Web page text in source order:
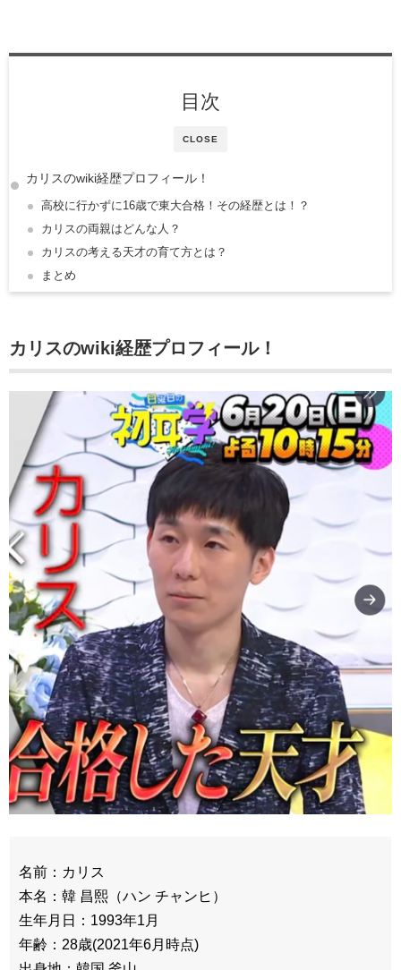
CLOSE
目次
カリスのwiki経歴プロフィール！
高校に行かずに16歳で東大合格！その経歴とは！？
カリスの両親はどんな人？
カリスの考える天才の育て方とは？
まとめ
カリスのwiki経歴プロフィール！
名前：カリス
本名：韓 昌熙（ハン チャンヒ）
生年月日：1993年1月
年齢：28歳(2021年6月時点)